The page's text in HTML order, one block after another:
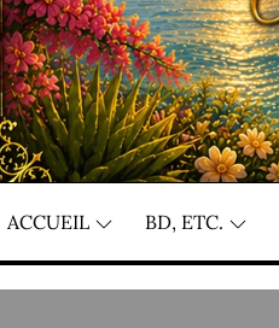
ACCUEIL BD, ETC.